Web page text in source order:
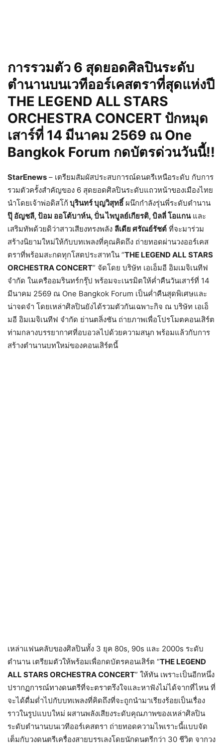
การรวมตัว 6 สุดยอดศิลปินระดับ
ตำนานบนเวทีออร์เคสตราที่สุดแห่งปี
THE LEGEND ALL STARS
ORCHESTRA CONCERT ปักหมุด
เสาร์ที่ 14 มีนาคม 2569 ณ One
Bangkok Forum กดบัตรด่วนวันนี้!!
StarEnews – เตรียมสัมผัสประสบการณ์ดนตรีเหนือระดับ กับการ
รวมตัวครั้งสำคัญของ 6 สุดยอดศิลปินระดับแถวหน้าของเมืองไทย
นำโดยเจ้าพ่อดิสโก้บุรินทร์ บุญวิสุทธิ์ ผนึกกำลังรุ่นพี่ระดับตำนาน
ปุ๊ อัญชลี, ป้อม ออโต้บาห์น, ปั่น ไพบูลย์เกียรติ, บิลลี่ โอแกนและ
เสริมทัพด้วยดิว่าสาวเสียงทรงพลัง ลีเดีย ศรัณย์รัชต์ ที่จะมาร่วม
สร้างนิยามใหม่ให้กับบทเพลงที่คุณคิดถึง ถ่ายทอดผ่านวงออร์เคส
ตราที่พร้อมสะกดทุกโสตประสาทใน “THE LEGEND ALL STARS
ORCHESTRA CONCERT” จัดโดย บริษัท เอเอ็มอี อิมเมจิเนทีฟ
จำกัด ในเครืออมรินทร์กรุ๊ป พร้อมจะเนรมิตให้ค่ำคืนวันเสาร์ที่ 14
มีนาคม 2569 ณ One Bangkok Forum เป็นค่ำคืนสุดพิเศษและ
น่าจดจำ โดยเหล่าศิลปินยังได้รวมตัวกันเฉพาะกิจ ณ บริษัท เอเอ็
มอี อิมเมจิเนทีฟ จำกัด ย่านตลิ่งชัน ถ่ายภาพเพื่อโปรโมตคอนเสิร์ต
ท่ามกลางบรรยากาศที่อบอวลไปด้วยความสนุก พร้อมแล้วกับการ
สร้างตำนานบทใหม่ของคอนเสิร์ตนี้
เหล่าแฟนคลับของศิลปินทั้ง 3 ยุค 80s, 90s และ 2000s ระดับ
ตำนาน เตรียมตัวให้พร้อมเพื่อกดบัตรคอนเสิร์ต “THE LEGEND
ALL STARS ORCHESTRA CONCERT” ให้ทัน เพราะเป็นอีกหนึ่ง
ปรากฏการณ์ทางดนตรีที่จะตราตรึงใจและหาฟังไม่ได้จากที่ไหน ที่
จะได้ดื่มด่ำไปกับบทเพลงที่คิดถึงที่จะถูกนำมาเรียงร้อยเป็นเรื่อง
ราวในรูปแบบใหม่ ผสานพลังเสียงระดับคุณภาพของเหล่าศิลปิน
ระดับตำนานบนเวทีออร์เคสตรา ถ่ายทอดความไพเราะนี้แบบจัด
เต็มกับวงดนตรีเครื่องสายบรรเลงโดยนักดนตรีกว่า 30 ชีวิต จากวง